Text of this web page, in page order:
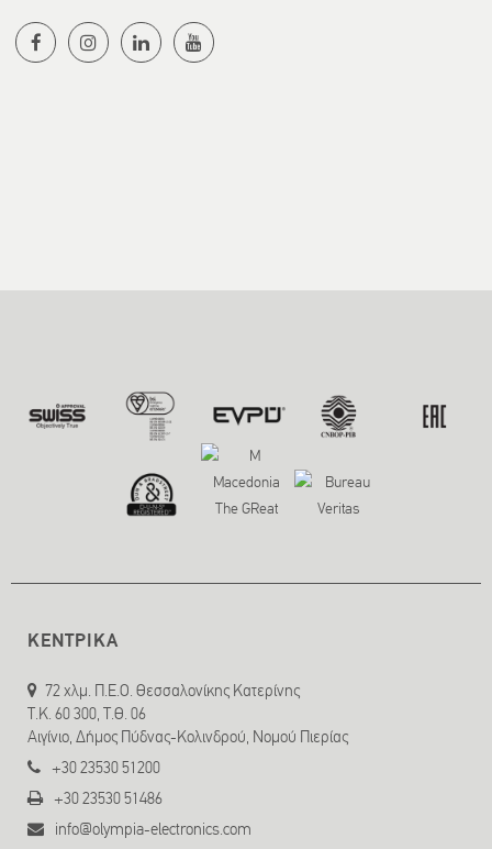
ΚΕΝΤΡΙΚΑ
72 χλμ. Π.Ε.Ο. Θεσσαλονίκης Κατερίνης
T.K. 60 300, Τ.Θ. 06
Αιγίνιο, Δήμος Πύδνας-Κολινδρού, Νομού Πιερίας
+30 23530 51200
+30 23530 51486
info@olympia-electronics.com